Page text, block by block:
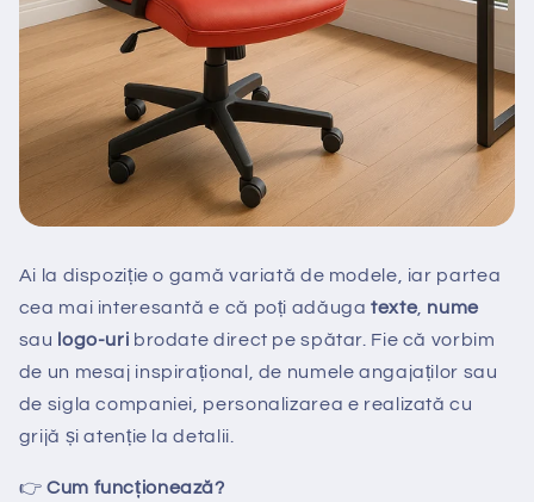
Ai la dispoziție o gamă variată de modele, iar partea
cea mai interesantă e că poți adăugatexte, nume
sau logo-uri brodate direct pe spătar. Fie că vorbim
de un mesaj inspirațional, de numele angajaților sau
de sigla companiei, personalizarea e realizată cu
grijă și atenție la detalii.
👉Cum funcționează?